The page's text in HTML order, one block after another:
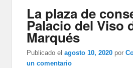
La plaza de
Palacio del Viso
Marqués
Publicado el agosto 10, 2020 por
un comentario